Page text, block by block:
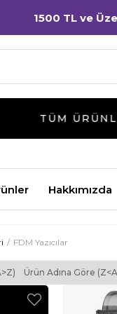
TL ve ÜzeriTüm
Hakkımızda
FDM Yazıcılar
Ürün Adına Göre